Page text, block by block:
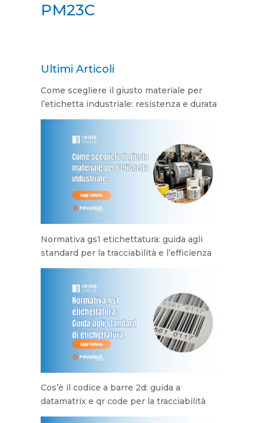
PM23C
Ultimi Articoli
Come scegliere il giusto materiale per
l’etichetta industriale: resistenza e durata
Normativa gs1 etichettatura: guida agli
standard per la tracciabilità e l’efficienza
Cos’è il codice a barre 2d: guida a
datamatrix e qr code per la tracciabilità